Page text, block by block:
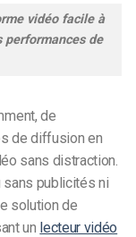
vidéo facile à
de
de
de diffusion en
sans distraction.
publicités ni
solution de
un lecteur vidéo